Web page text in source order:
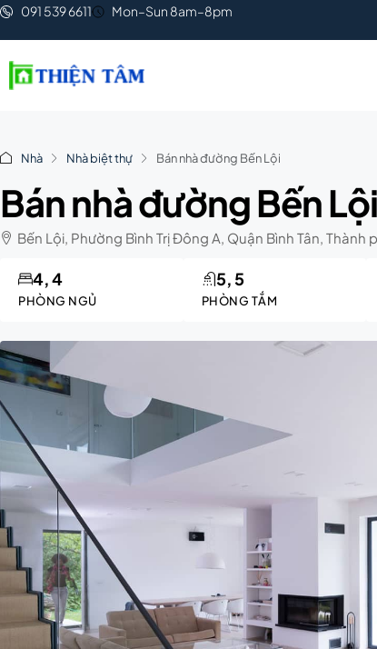
091 539 6611 Mon–Sun 8am–8pm
Nhà Nhà biệt thự Bán nhà đường Bến Lội
Bán nhà đường Bến Lội
Bến Lội, Phường Bình Trị Đông A, Quận Bình Tân, Thành
PHÒNG NGỦ
4, 4
PHÒNG TẮM
5, 5